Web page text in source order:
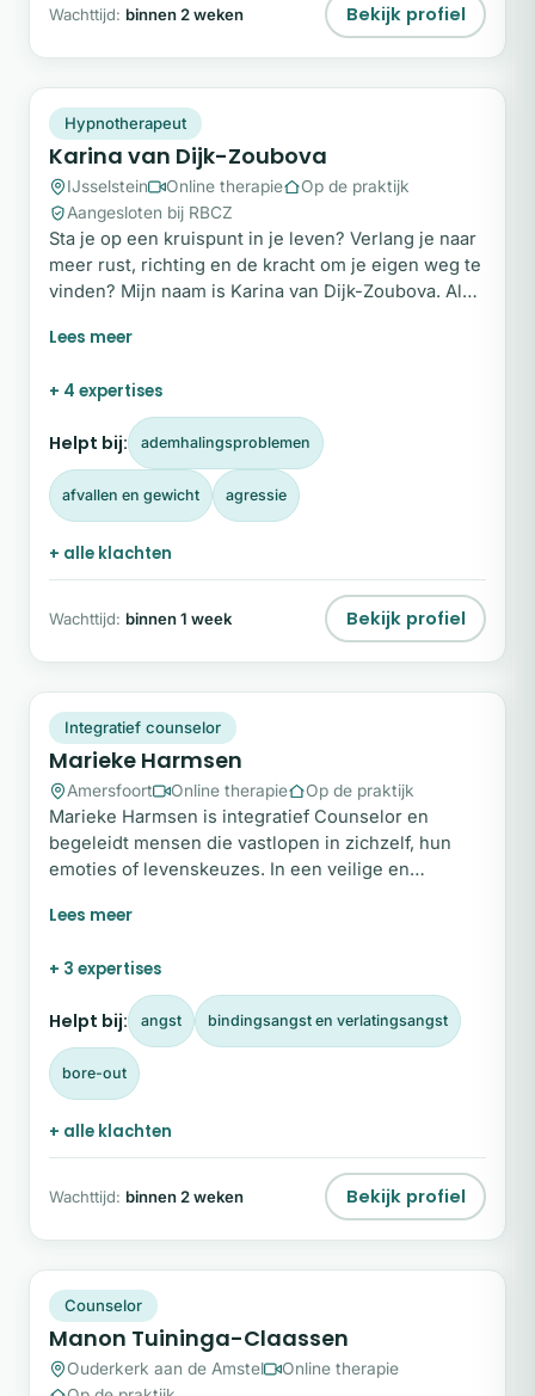
Wachttijd: binnen 2 weken Bekijk profiel
Snel beschikbaar
Hypnotherapeut
Karina van Dijk-Zoubova
IJsselstein Online therapie
Op de praktijk
Aangesloten bij RBCZ
Sta je op een kruispunt in je leven? Verlang je naar
meer rust, richting en de kracht om je eigen weg te
vinden? Mijn naam is Karina van Dijk-Zoubova. Als
therapeut help ik volwassenen en kinderen (vanaf 7
verbinding met zichzelf te herstellen.
+ 4 expertises
Helpt bij: ademhalingsproblemen
afvallen en gewicht agressie
+ alle klachten
Wachttijd: binnen 1 week Bekijk profiel
MH
Plek beschikbaar
Integratief counselor
Marieke Harmsen
Amersfoort Online therapie Op de praktijk
Marieke Harmsen is integratief Counselor en
begeleidt mensen die vastlopen in zichzelf, hun
emoties of levenskeuzes. In een veilige en
op een dieper niveau te onderzoeken, te ervaren
stappen te zetten die passen bij wie zij nu zijn. Wil
je weten wat ze voor jou kan betekenen? Neem
contact op via het contactformulier op deze pagina.
+ 3 expertises
Helpt bij: angst bindingsangst en verlatingsangst
bore-out
+ alle klachten
Wachttijd: binnen 2 weken Bekijk profiel
Snel beschikbaar
Counselor
Manon Tuininga-Claassen
Ouderkerk aan de Amstel
Online therapie